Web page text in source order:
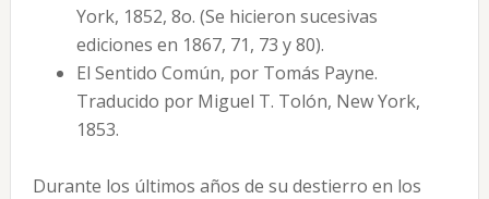
York, 1852, 8o. (Se hicieron sucesivas
ediciones en 1867, 71, 73 y 80).
El Sentido Común, por Tomás Payne.
Traducido por Miguel T. Tolón, New York,
1853.
Durante los últimos años de su destierro en los